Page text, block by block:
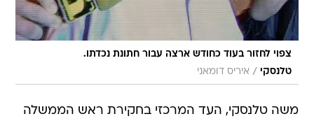
צפוי לחזור בעוד כחודש ארצה עבור חתונת נכדתו.
טלנסקי / איריס דומאני
משה טלנסקי, העד המרכזי בחקירת ראש הממשלה